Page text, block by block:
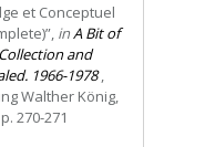
et Conceptuel
inA Bit of
and
1966-1978,
Walther König,
270-271